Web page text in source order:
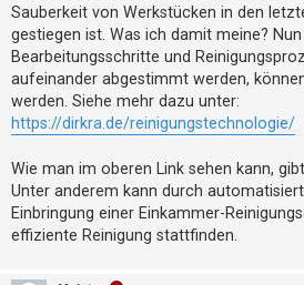
e
T
h
e
m
e
n
Sauberkeit von Werkstücken in den
gestiegen ist. Was ich damit meine?
Bearbeitungsschritte und
aufeinander abgestimmt werden,
werden. Siehe mehr dazu unter:
https://dirkra.de/reinigungstechnologie/
Wie man im oberen Link sehen kann,
Unter anderem kann durch
Einbringung einer Einkammer-
effiziente Reinigung stattfinden.